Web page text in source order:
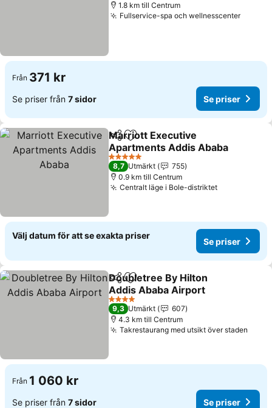
1.8 km till Centrum
Fullservice-spa och wellnesscenter
Från 371 kr
Se priser från 7 sidor Se priser
Dela Lägg till i Mina Favoriter
Marriott Executive
Apartments Addis Ababa
5 Stjärnor
8,7 Utmärkt
755
0.9 km till Centrum
Centralt läge i Bole-distriktet
Välj datum för att se exakta priser
Se priser
Dela Lägg till i Mina Favoriter
Doubletree By Hilton
Addis Ababa Airport
4 Stjärnor
9,3 Utmärkt
607
4.3 km till Centrum
Takrestaurang med utsikt över staden
Från 1 060 kr
Se priser från 7 sidor Se priser